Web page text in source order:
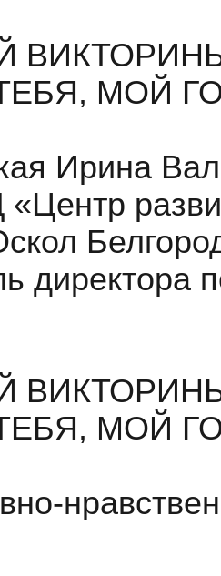
МОЙ
Ирина
директора
МОЙ